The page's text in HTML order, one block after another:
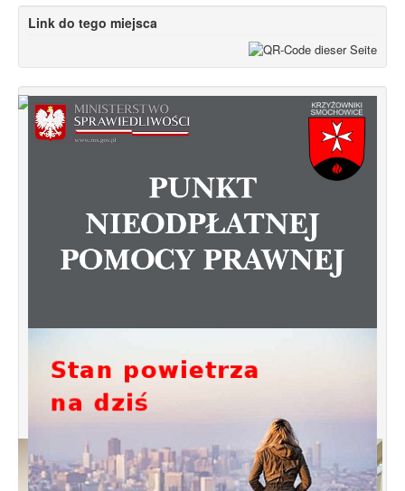
Od 1 stycznia 2023 roku zmiany w
funkcjonowaniu linii autobusowych
kursujących na Krzyżowniki-Smochowice
Link do tego miejsca